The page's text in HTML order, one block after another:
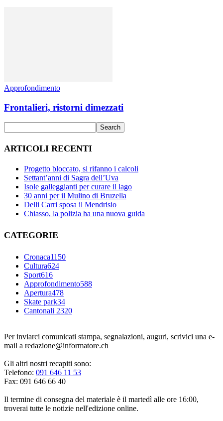
Approfondimento
Frontalieri, ristorni dimezzati
ARTICOLI RECENTI
Progetto bloccato, si rifanno i calcoli
Settant’anni di Sagra dell’Uva
Isole galleggianti per curare il lago
30 anni per il Mulino di Bruzella
Delli Carri sposa il Mendrisio
Chiasso, la polizia ha una nuova guida
CATEGORIE
Cronaca1150
Cultura624
Sport616
Approfondimento588
Apertura478
Skate park34
Cantonali 2320
Per inviarci comunicati stampa, segnalazioni, auguri, scrivici una e-
mail a redazione@informatore.ch
Gli altri nostri recapiti sono:
Telefono: 091 646 11 53
Fax: 091 646 66 40
Il termine di consegna del materiale è il martedì alle ore 16:00,
troverai tutte le notizie nell'edizione online.